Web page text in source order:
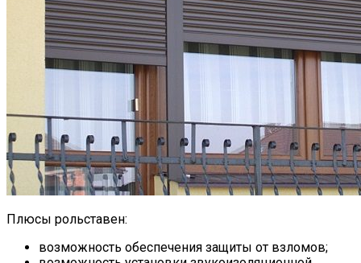
Плюсы рольставен:
возможность обеспечения защиты от взломов;